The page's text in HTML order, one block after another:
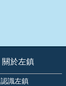
關於左鎮
認識左鎮